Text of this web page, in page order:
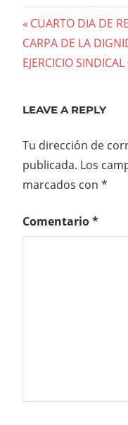
de
Previous
Post:
CUARTO DIA DE
Next
Post:
CARPA DE LA
EJERCICIO SINDICAL
LEAVE A REPLY
Tu dirección de
publicada. Los
marcados con *
Comentario*